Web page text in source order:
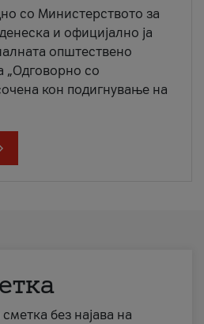
со Министерството за
и официјално ја
општествено
„Одговорно со
кон подигнување на
без најава на